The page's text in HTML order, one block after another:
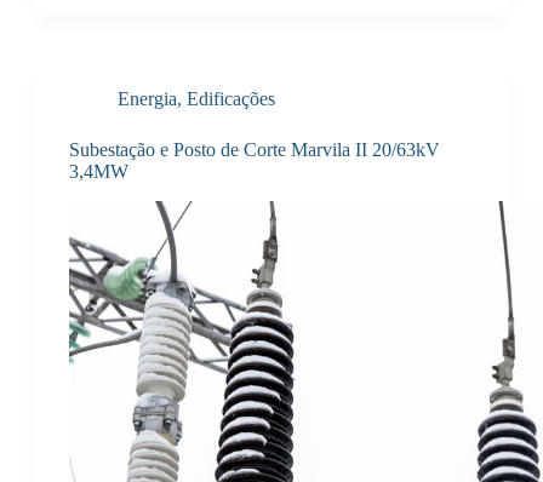
Energia, Edificações
Subestação e Posto de Corte Marvila II 20/63kV
3,4MW